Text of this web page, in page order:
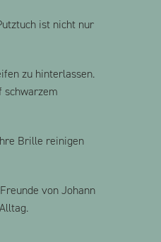
ist nicht nur
zu hinterlassen.
schwarzem
Brille reinigen
von Johann